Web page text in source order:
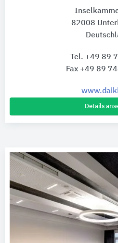
82008
Tel. +49 89
Fax +49 89
Details